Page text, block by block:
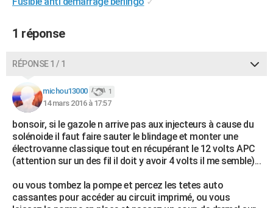
Carte de Noël
Carte Bonne année
Carte Saint-Valentin
Carte Pâques
Carte d'anniversaire
Dictionnaire
Biographies
Citations
Expressions
Proverbes
PROGRAMME TV
COPAINS D'AVANT
S'inscrire
Se connecter
Lycées
Collèges
Primaires
Universités
Entreprises
Service militaire
Avis de recherche
AVIS DE DÉCÈS
Bricolage
1 réponse
RÉPONSE 1 / 1
michou13000 1
14 mars 2016 à 17:57
bonsoir, si le gazole n arrive pas aux injecteurs à cause du
solénoide il faut faire sauter le blindage et monter une
électrovanne classique tout en récupérant le 12 volts APC
(attention sur un des fil il doit y avoir 4 volts il me semble)...
ou vous tombez la pompe et percez les tetes auto
cassantes pour accéder au circuit imprimé, ou vous